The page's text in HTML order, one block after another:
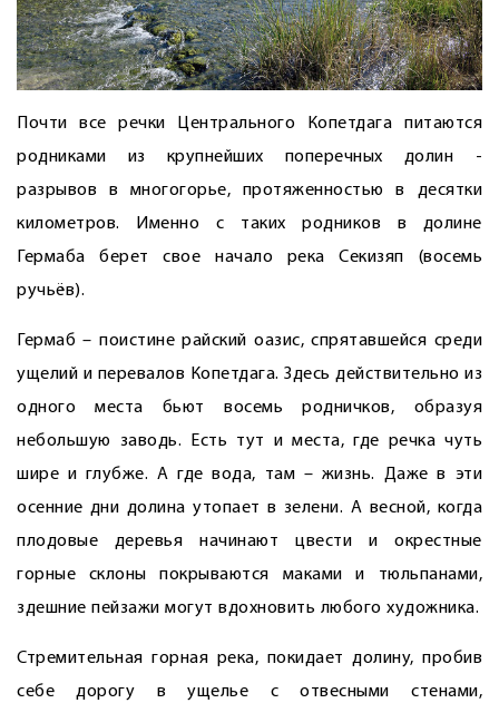
Почти все речки Центрального Копетдага питаются
родниками из крупнейших поперечных долин -
разрывов в многогорье, протяженностью в десятки
километров. Именно с таких родников в долине
Гермаба берет свое начало река Секизяп (восемь
ручьёв).
Гермаб – поистине райский оазис, спрятавшейся среди
ущелий и перевалов Копетдага. Здесь действительно из
одного места бьют восемь родничков, образуя
небольшую заводь. Есть тут и места, где речка чуть
шире и глубже. А где вода, там – жизнь. Даже в эти
осенние дни долина утопает в зелени. А весной, когда
плодовые деревья начинают цвести и окрестные
горные склоны покрываются маками и тюльпанами,
здешние пейзажи могут вдохновить любого художника.
Стремительная горная река, покидает долину, пробив
себе дорогу в ущелье с отвесными стенами,